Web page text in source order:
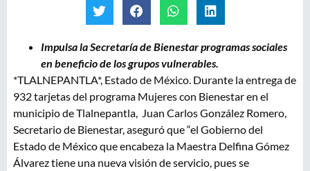
Impulsa la Secretaría de Bienestar programas sociales
en beneficio de los grupos vulnerables.
*TLALNEPANTLA*, Estado de México. Durante la entrega de
932 tarjetas del programa Mujeres con Bienestar en el
municipio de Tlalnepantla, Juan Carlos González Romero,
Secretario de Bienestar, aseguró que “el Gobierno del
Estado de México que encabeza la Maestra Delfina Gómez
Álvarez tiene una nueva visión de servicio, pues se